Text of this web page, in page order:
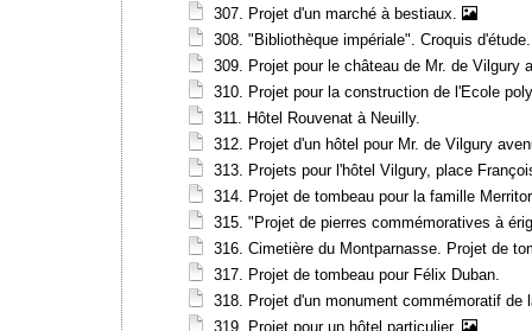
307. Projet d'un marché à bestiaux.
308. "Bibliothèque impériale". Croquis d'étude.
309. Projet pour le château de Mr. de Vilgury
310. Projet pour la construction de l'Ecole
311. Hôtel Rouvenat à Neuilly.
312. Projet d'un hôtel pour Mr. de Vilgury
313. Projets pour l'hôtel Vilgury, place
314. Projet de tombeau pour la famille
315. "Projet de pierres commémoratives à
316. Cimetière du Montparnasse. Projet de
317. Projet de tombeau pour Félix Duban.
318. Projet d'un monument commémoratif de
319. Projet pour un hôtel particulier.